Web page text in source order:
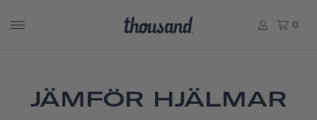
0
JÄMFÖR HJÄLMAR